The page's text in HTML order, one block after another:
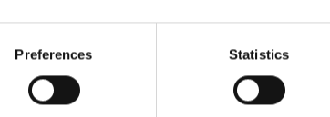
Preferences Statistics